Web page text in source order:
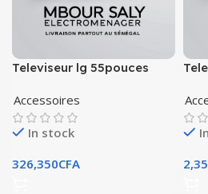
Televiseur lg 55pouces
Accessoires
In stock
326,350CFA